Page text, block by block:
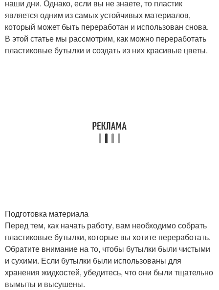
наши дни. Однако, если вы не знаете, то пластик
является одним из самых устойчивых материалов,
который может быть переработан и использован снова.
В этой статье мы рассмотрим, как можно переработать
пластиковые бутылки и создать из них красивые цветы.
Подготовка материала
Перед тем, как начать работу, вам необходимо собрать
пластиковые бутылки, которые вы хотите переработать.
Обратите внимание на то, чтобы бутылки были чистыми
и сухими. Если бутылки были использованы для
хранения жидкостей, убедитесь, что они были тщательно
вымыты и высушены.